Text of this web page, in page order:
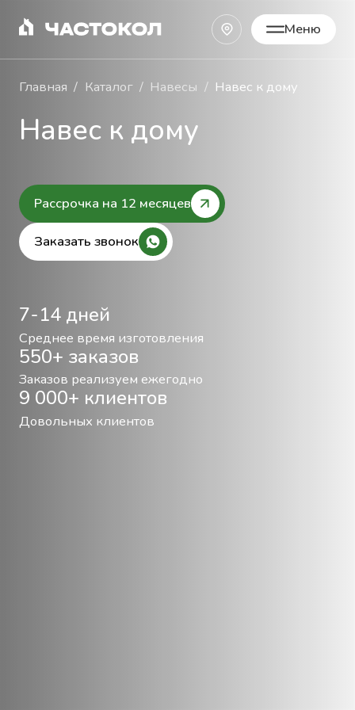
Меню
Закрыть
Главная Каталог Навесы Навес к дому
Навес к дому
Рассрочка на 12 месяцев
Заказать звонок
7-14 дней
Среднее время изготовления
550+ заказов
Заказов реализуем ежегодно
9 000+ клиентов
Довольных клиентов